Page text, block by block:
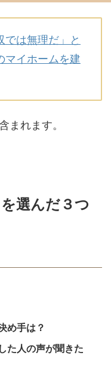
では無理だ」と
マイホームを建
まれます。
選んだ３つ
め手は？
た人の声が聞きた